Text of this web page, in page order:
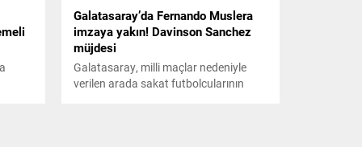
Galatasaray’da Fernando Muslera
imzaya yakın! Davinson Sanchez
müjdesi
Galatasaray, milli maçlar nedeniyle
verilen arada sakat futbolcularının